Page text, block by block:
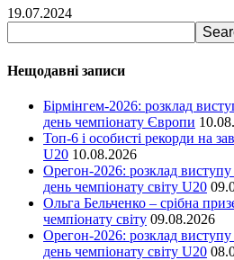
19.07.2024
Нещодавні записи
Бірмінгем-2026: розклад
день чемпіонату Європи
Топ-6 і особисті рекорди на
U20 10.08.2026
Орегон-2026: розклад
день чемпіонату світу U20
Ольга Бельченко – срібна
чемпіонату світу 09.08.2026
Орегон-2026: розклад виступу
день чемпіонату світу U20